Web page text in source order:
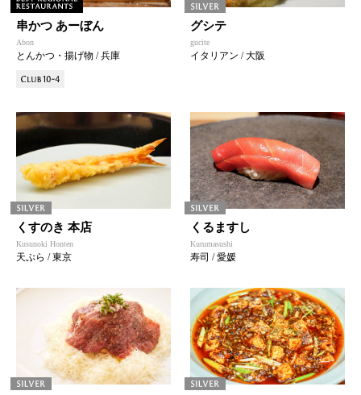
串かつ あーぼん
Abon
とんかつ・揚げ物 / 兵庫
グシテ
gucite
イタリアン / 大阪
くすのき 本店
Kusunoki Honten
天ぷら / 東京
くるますし
Kurumasushi
寿司 / 愛媛